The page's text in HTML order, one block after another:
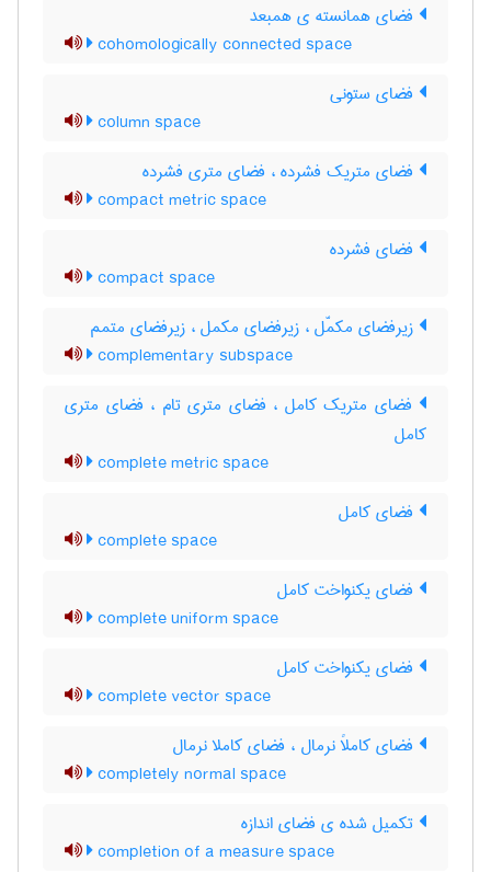
فضای همانسته ی همبعد
cohomologically connected space
فضای ستونی
column space
فضای متریک فشرده ، فضای متری فشرده
compact metric space
فضای فشرده
compact space
زیرفضای مکمّل ، زیرفضای مکمل ، زیرفضای متمم
complementary subspace
فضای متریک کامل ، فضای متری تام ، فضای متری
کامل
complete metric space
فضای کامل
complete space
فضای یکنواخت کامل
complete uniform space
فضای یکنواخت کامل
complete vector space
فضای کاملاً نرمال ، فضای کاملا نرمال
completely normal space
تکمیل شده ی فضای اندازه
completion of a measure space